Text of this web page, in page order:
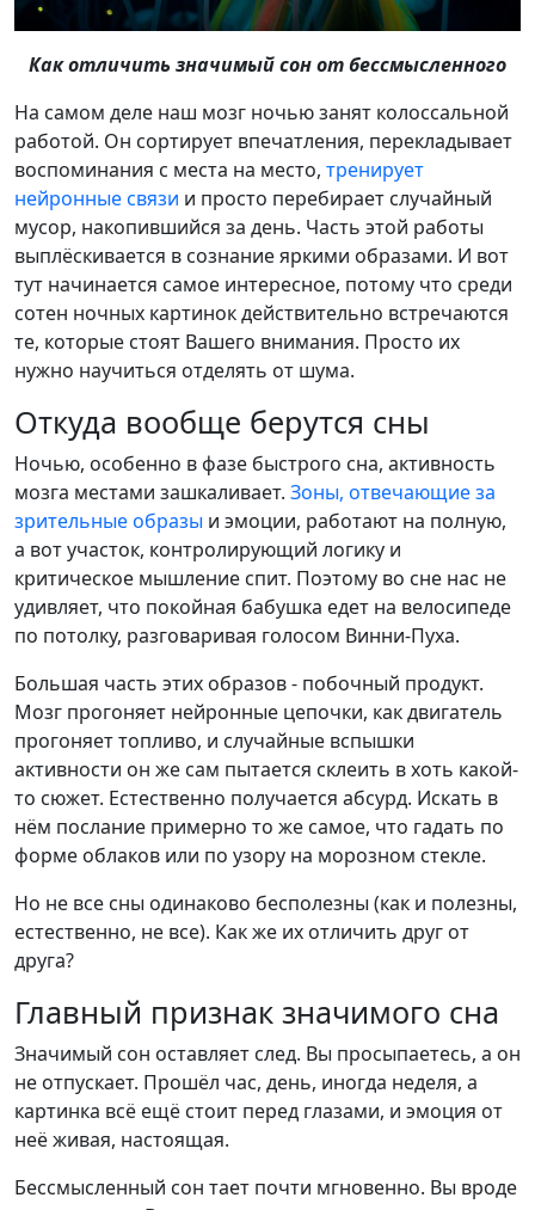
Как отличить значимый сон от бессмысленного
На самом деле наш мозг ночью занят колоссальной
работой. Он сортирует впечатления, перекладывает
воспоминания с места на место, тренирует
нейронные связи и просто перебирает случайный
мусор, накопившийся за день. Часть этой работы
выплёскивается в сознание яркими образами. И вот
тут начинается самое интересное, потому что среди
сотен ночных картинок действительно встречаются
те, которые стоят Вашего внимания. Просто их
нужно научиться отделять от шума.
Откуда вообще берутся сны
Ночью, особенно в фазе быстрого сна, активность
мозга местами зашкаливает. Зоны, отвечающие за
зрительные образы и эмоции, работают на полную,
а вот участок, контролирующий логику и
критическое мышление спит. Поэтому во сне нас не
удивляет, что покойная бабушка едет на велосипеде
по потолку, разговаривая голосом Винни-Пуха.
Большая часть этих образов - побочный продукт.
Мозг прогоняет нейронные цепочки, как двигатель
прогоняет топливо, и случайные вспышки
активности он же сам пытается склеить в хоть какой-
то сюжет. Естественно получается абсурд. Искать в
нём послание примерно то же самое, что гадать по
форме облаков или по узору на морозном стекле.
Но не все сны одинаково бесполезны (как и полезны,
естественно, не все). Как же их отличить друг от
друга?
Главный признак значимого сна
Значимый сон оставляет след. Вы просыпаетесь, а он
не отпускает. Прошёл час, день, иногда неделя, а
картинка всё ещё стоит перед глазами, и эмоция от
неё живая, настоящая.
Бессмысленный сон тает почти мгновенно. Вы вроде